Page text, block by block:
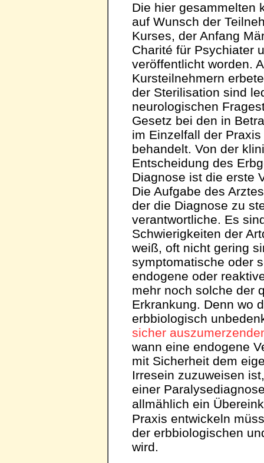
Die hier gesammelten
auf Wunsch der
Kurses, der Anfang
Charité für Psychiater
veröffentlicht worden.
Kursteilnehmern
der Sterilisation sind
neurologischen
Gesetz bei den in
im Einzelfall der
behandelt. Von der
Entscheidung des
Diagnose ist die erste
Die Aufgabe des
der die Diagnose zu
verantwortliche. Es
Schwierigkeiten der
weiß, oft nicht gering
symptomatische oder
endogene oder
mehr noch solche der
Erkrankung. Denn wo
erbbiologisch
sicher
wann eine endogene
mit Sicherheit dem
Irresein zuzuweisen
einer
allmählich ein
Praxis entwickeln
der erbbiologischen
wird.